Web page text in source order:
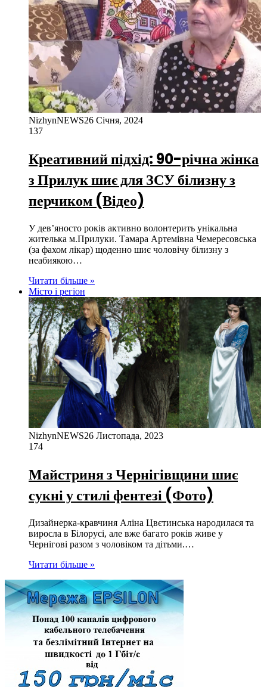
NizhynNEWS26 Січня, 2024
137
Креативний підхід: 90-річна жінка
з Прилук шиє для ЗСУ білизну з
перчиком (Відео)
У дев’яносто років активно волонтерить унікальна
жителька м.Прилуки. Тамара Артемівна Чемересовська
(за фахом лікар) щоденно шиє чоловічу білизну з
неабиякою…
Читати більше »
Місто і регіон
NizhynNEWS26 Листопада, 2023
174
Майстриня з Чернігівщини шиє
сукні у стилі фентезі (Фото)
Дизайнерка-кравчиня Аліна Цвєтинська народилася та
виросла в Білорусі, але вже багато років живе у
Чернігові разом з чоловіком та дітьми.…
Читати більше »